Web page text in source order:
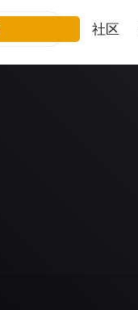
社区